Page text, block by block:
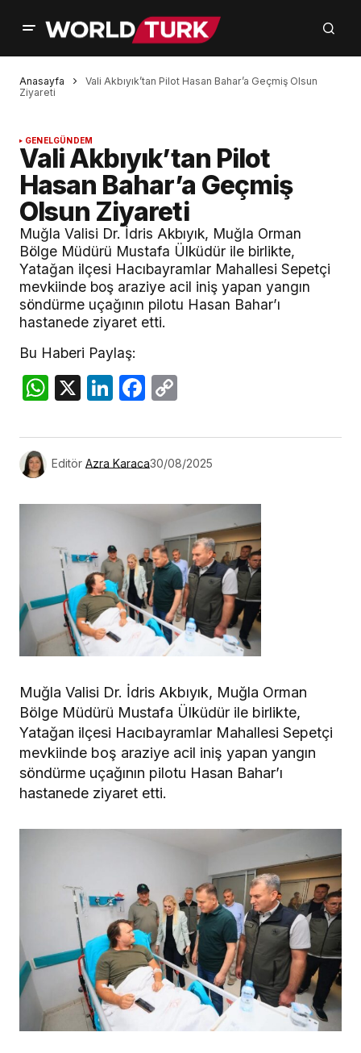
Anasayfa
Vali Akbıyık’tan Pilot Hasan Bahar’a Geçmiş Olsun
Ziyareti
GENELGÜNDEM
Vali Akbıyık’tan Pilot
Hasan Bahar’a Geçmiş
Olsun Ziyareti
Muğla Valisi Dr. İdris Akbıyık, Muğla Orman
Bölge Müdürü Mustafa Ülküdür ile birlikte,
Yatağan ilçesi Hacıbayramlar Mahallesi Sepetçi
mevkiinde boş araziye acil iniş yapan yangın
söndürme uçağının pilotu Hasan Bahar’ı
hastanede ziyaret etti.
Bu Haberi Paylaş:
WhatsApp
X LinkedIn
Facebook
Editör Azra Karaca30/08/2025
Muğla Valisi Dr. İdris Akbıyık, Muğla Orman
Bölge Müdürü Mustafa Ülküdür ile birlikte,
Yatağan ilçesi Hacıbayramlar Mahallesi Sepetçi
mevkiinde boş araziye acil iniş yapan yangın
söndürme uçağının pilotu Hasan Bahar’ı
hastanede ziyaret etti.